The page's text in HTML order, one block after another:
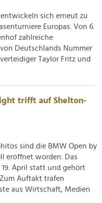
entwickeln sich erneut zu
Europas. Von 6.
zahlreiche
Deutschlands Nummer
Taylor Fritz und
trifft auf Shelton-
sind die BMW Open by
eröffnet worden. Das
April statt und gehört
Auftakt trafen
aus Wirtschaft, Medien